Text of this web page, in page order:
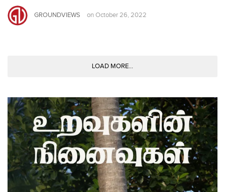
GROUNDVIEWS on October 26, 2022
LOAD MORE...